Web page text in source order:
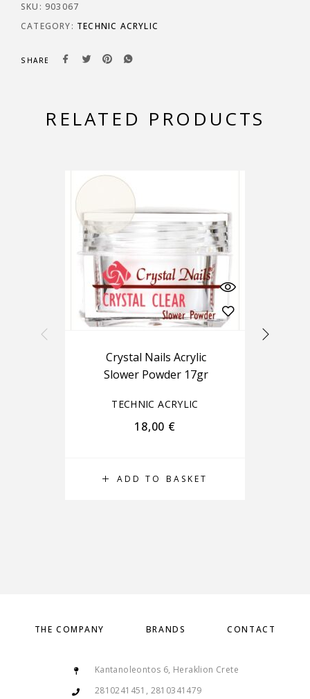
SKU: 903067
CATEGORY: TECHNIC ACRYLIC
SHARE
RELATED PRODUCTS
ADD TO BASKET
Crystal Nails Acrylic
Slower Powder 17gr
TECHNIC ACRYLIC
18,00 €
THE COMPANY BRANDS CONTACT
Kantanoleontos 6, Heraklion Crete
2810241451, 2810341479